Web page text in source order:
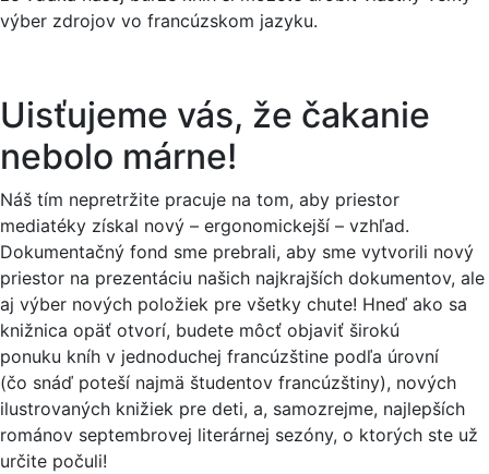
výber zdrojov vo francúzskom jazyku.
Uisťujeme vás, že čakanie
nebolo márne!
Náš tím nepretržite pracuje na tom, aby priestor
mediatéky získal nový – ergonomickejší – vzhľad.
Dokumentačný fond sme prebrali, aby sme vytvorili nový
priestor na prezentáciu našich najkrajších dokumentov, ale
aj výber nových položiek pre všetky chute! Hneď ako sa
knižnica opäť otvorí, budete môcť objaviť širokú
ponuku kníh v jednoduchej francúzštine podľa úrovní
(čo snáď poteší najmä študentov francúzštiny), nových
ilustrovaných knižiek pre deti, a, samozrejme, najlepších
románov septembrovej literárnej sezóny, o ktorých ste už
určite počuli!